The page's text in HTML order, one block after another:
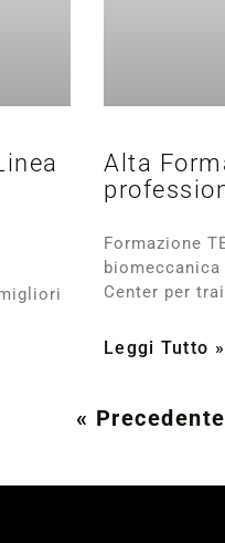
Alta
Formazione
Center per
Leggi Tutto »
« Precedente